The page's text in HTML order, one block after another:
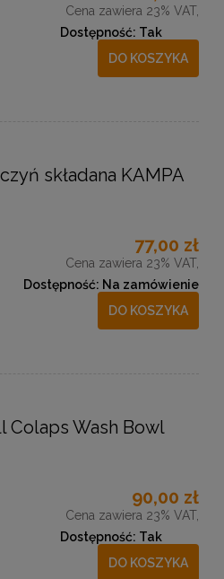
Cena zawiera 23% VAT,
Dostępność: Tak
DO KOSZYKA
składana KAMPA
77,00 zł
Cena zawiera 23% VAT,
Dostępność: Na zamówienie
DO KOSZYKA
Wash Bowl
90,00 zł
Cena zawiera 23% VAT,
Dostępność: Tak
DO KOSZYKA